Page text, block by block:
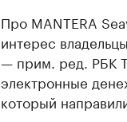
Про MANTERA
интерес
— прим. ред. РБК
электронные
который